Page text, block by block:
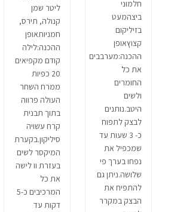
חלמוני
ביצהמעט
בזיליקום
קצוץאופן
ההכנה:מערבבים
את כל
החומרים
ולשים
היטב.נותנים
לבצק לתפוח
כ- 3 שעות עד
שמכפיל את
נפחו בערך פי
שלושה.ניתן גם
להתפיח את
הבצק במקרר
ליטר שמן
קנולה, תירס,
חמניותאופן
ההכנה:לילה
קודם מקפיאים
20 כפיות
ממרח השחר
העולה פרווה
בתוך תבנית
קרח עשויה
סיליקון.בקערת
המיקסר לשים
בעזרת וו לישה
את כל
המרכיבים כ-5
דקות עד